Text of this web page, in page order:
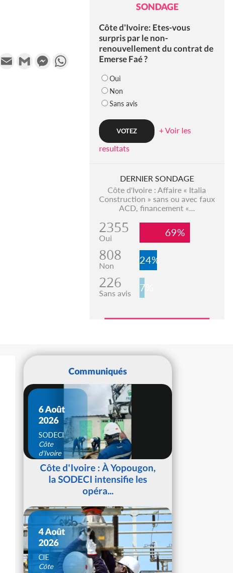
TwitterEmail Gmail MessengerWhatsApp
SONDAGE
Côte d'Ivoire: Etes-vous
surpris par le non-
renouvellement du contrat de
Emerse Faé ?
Oui
Non
Sans avis
+ Voir les
resultats
DERNIER SONDAGE
Côte d'Ivoire : Affaire « Italia
Construction » sans ou avec faux
ACD, financement «...
2355
Oui 69%
808
Non 24%
226
Sans avis 7%
Communiqués
6 Août
2026
SODECI
Côte
d'Ivoire
Côte d'Ivoire : À Yopougon,
la SODECI intensifie les
opéra...
4 Août
2026
CIE
Côte